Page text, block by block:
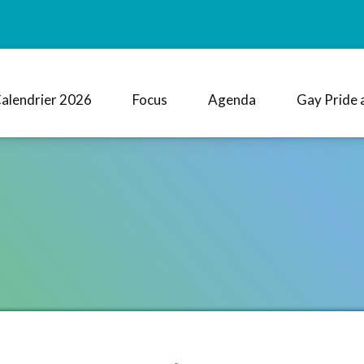
2026 Focus Agenda Gay Pride